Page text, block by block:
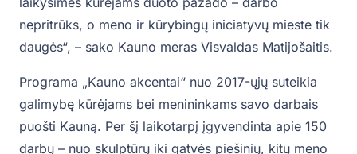
nepritrūks, o meno ir kūrybingų iniciatyvų mieste tik
daugės“, – sako Kauno meras Visvaldas Matijošaitis.
Programa „Kauno akcentai“ nuo 2017-ųjų suteikia
galimybę kūrėjams bei menininkams savo darbais
puošti Kauną. Per šį laikotarpį įgyvendinta apie 150
darbų – nuo skulptūrų iki gatvės piešinių, kitų meno